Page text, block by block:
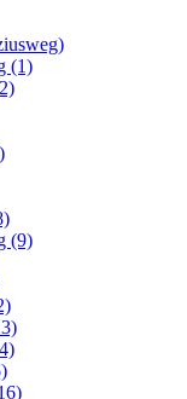
(1)
(9)